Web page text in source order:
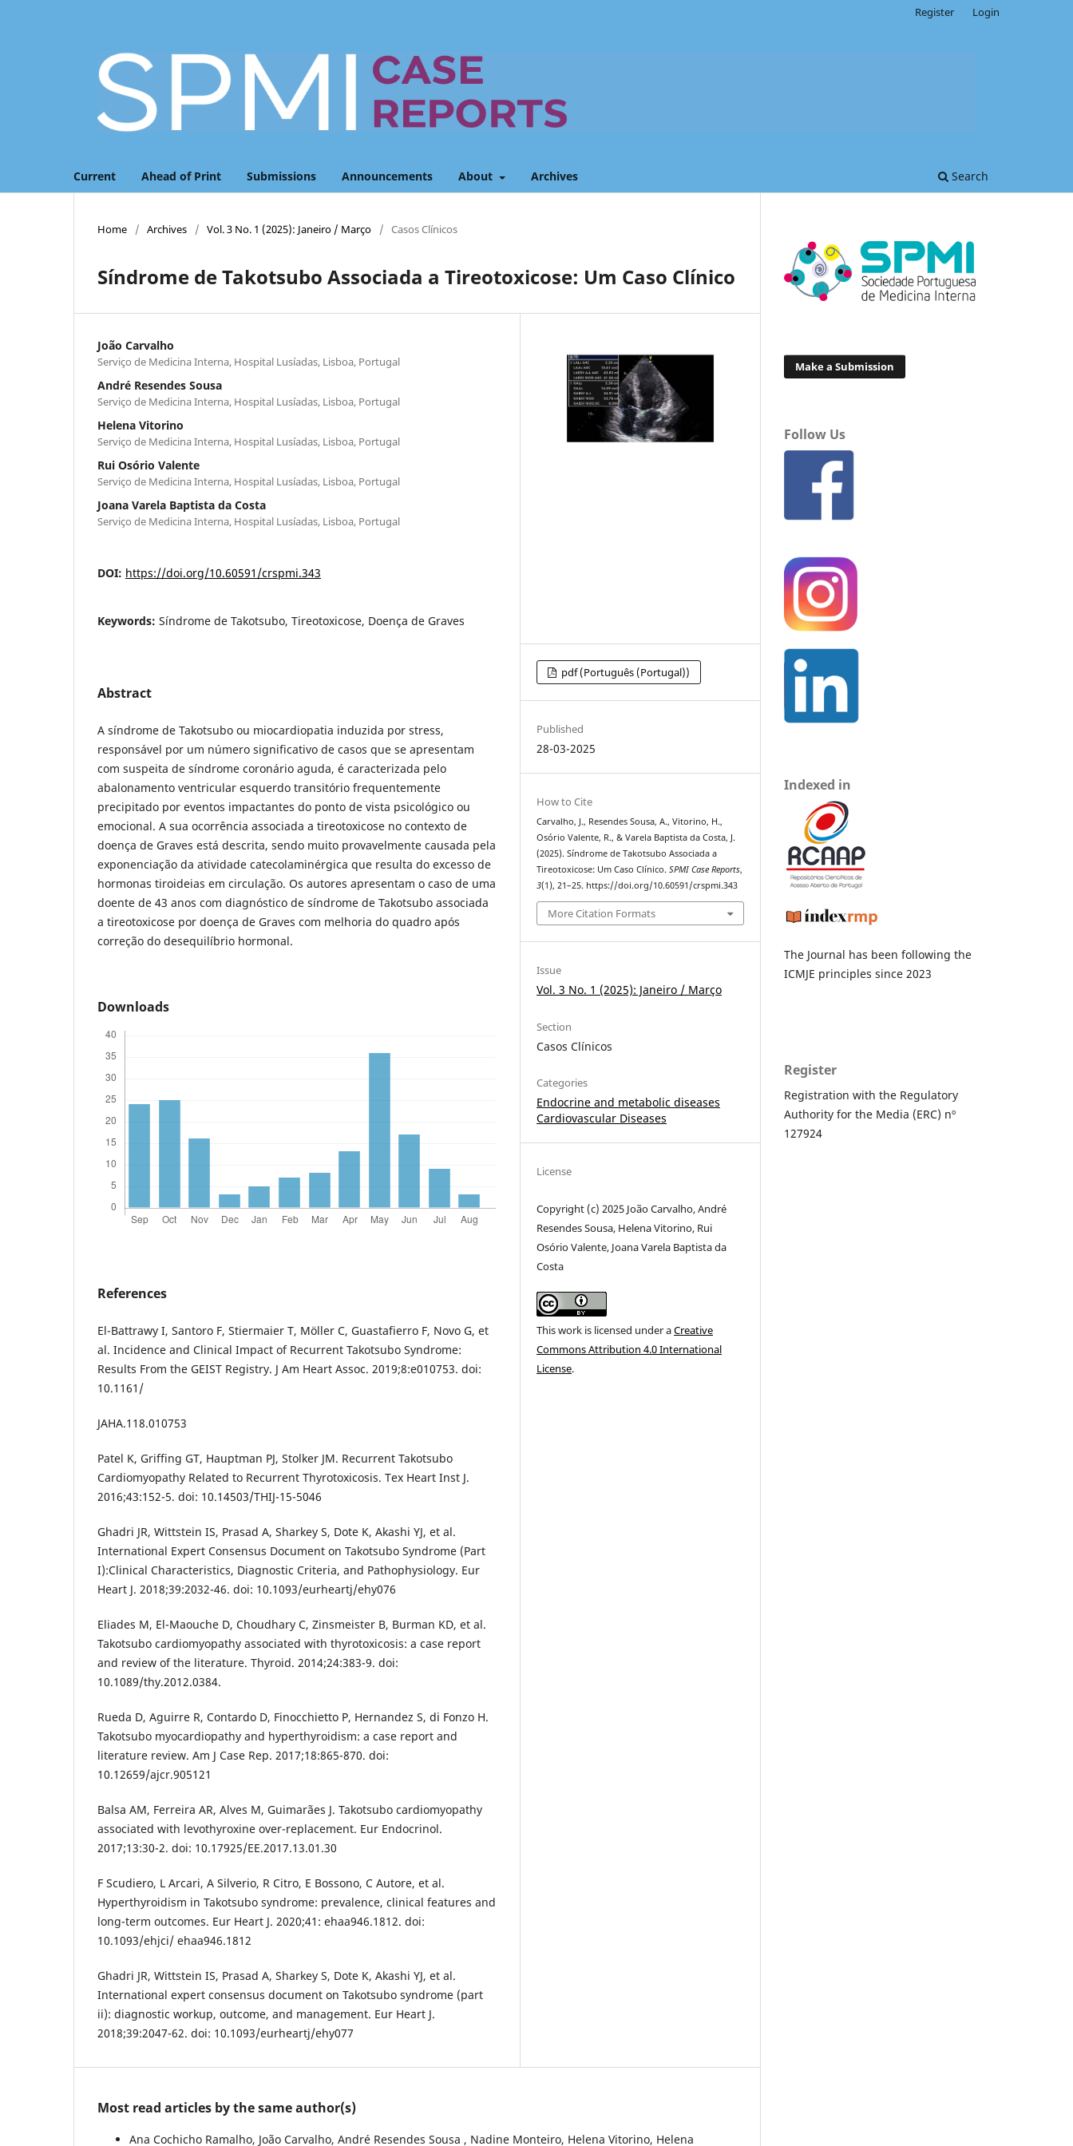
Current Ahead of Print Submissions Announcements About Archives Search
Register Login
Home / Archives / Vol. 3 No. 1 (2025): Janeiro / Março / Casos Clínicos
Síndrome de Takotsubo Associada a Tireotoxicose: Um Caso Clínico
João Carvalho
Serviço de Medicina Interna, Hospital Lusíadas, Lisboa, Portugal
André Resendes Sousa
Serviço de Medicina Interna, Hospital Lusíadas, Lisboa, Portugal
Helena Vitorino
Serviço de Medicina Interna, Hospital Lusíadas, Lisboa, Portugal
Rui Osório Valente
Serviço de Medicina Interna, Hospital Lusíadas, Lisboa, Portugal
Joana Varela Baptista da Costa
Serviço de Medicina Interna, Hospital Lusíadas, Lisboa, Portugal
DOI: https://doi.org/10.60591/crspmi.343
Keywords: Síndrome de Takotsubo, Tireotoxicose, Doença de Graves
Abstract
A síndrome de Takotsubo ou miocardiopatia induzida por stress,
responsável por um número significativo de casos que se apresentam
com suspeita de síndrome coronário aguda, é caracterizada pelo
abalonamento ventricular esquerdo transitório frequentemente
precipitado por eventos impactantes do ponto de vista psicológico ou
emocional. A sua ocorrência associada a tireotoxicose no contexto de
doença de Graves está descrita, sendo muito provavelmente causada pela
exponenciação da atividade catecolaminérgica que resulta do excesso de
hormonas tiroideias em circulação. Os autores apresentam o caso de uma
doente de 43 anos com diagnóstico de síndrome de Takotsubo associada
a tireotoxicose por doença de Graves com melhoria do quadro após
correção do desequilíbrio hormonal.
Downloads
References
El-Battrawy I, Santoro F, Stiermaier T, Möller C, Guastafierro F, Novo G, et
al. Incidence and Clinical Impact of Recurrent Takotsubo Syndrome:
Results From the GEIST Registry. J Am Heart Assoc. 2019;8:e010753. doi:
10.1161/
JAHA.118.010753
Patel K, Griffing GT, Hauptman PJ, Stolker JM. Recurrent Takotsubo
Cardiomyopathy Related to Recurrent Thyrotoxicosis. Tex Heart Inst J.
2016;43:152-5. doi: 10.14503/THIJ-15-5046
Ghadri JR, Wittstein IS, Prasad A, Sharkey S, Dote K, Akashi YJ, et al.
International Expert Consensus Document on Takotsubo Syndrome (Part
I):Clinical Characteristics, Diagnostic Criteria, and Pathophysiology. Eur
Heart J. 2018;39:2032-46. doi: 10.1093/eurheartj/ehy076
Eliades M, El-Maouche D, Choudhary C, Zinsmeister B, Burman KD, et al.
Takotsubo cardiomyopathy associated with thyrotoxicosis: a case report
and review of the literature. Thyroid. 2014;24:383-9. doi:
10.1089/thy.2012.0384.
Rueda D, Aguirre R, Contardo D, Finocchietto P, Hernandez S, di Fonzo H.
Takotsubo myocardiopathy and hyperthyroidism: a case report and
literature review. Am J Case Rep. 2017;18:865-870. doi:
10.12659/ajcr.905121
Balsa AM, Ferreira AR, Alves M, Guimarães J. Takotsubo cardiomyopathy
associated with levothyroxine over-replacement. Eur Endocrinol.
2017;13:30-2. doi: 10.17925/EE.2017.13.01.30
F Scudiero, L Arcari, A Silverio, R Citro, E Bossono, C Autore, et al.
Hyperthyroidism in Takotsubo syndrome: prevalence, clinical features and
long-term outcomes. Eur Heart J. 2020;41: ehaa946.1812. doi:
10.1093/ehjci/ ehaa946.1812
Ghadri JR, Wittstein IS, Prasad A, Sharkey S, Dote K, Akashi YJ, et al.
International expert consensus document on Takotsubo syndrome (part
ii): diagnostic workup, outcome, and management. Eur Heart J.
2018;39:2047-62. doi: 10.1093/eurheartj/ehy077
pdf (Português (Portugal))
Published
28-03-2025
How to Cite
Carvalho, J., Resendes Sousa, A., Vitorino, H.,
Osório Valente, R., & Varela Baptista da Costa, J.
(2025). Síndrome de Takotsubo Associada a
Tireotoxicose: Um Caso Clínico.SPMI Case Reports,
3(1), 21–25. https://doi.org/10.60591/crspmi.343
More Citation Formats
Issue
Vol. 3 No. 1 (2025): Janeiro / Março
Section
Casos Clínicos
Categories
Endocrine and metabolic diseases
Cardiovascular Diseases
License
Copyright (c) 2025 João Carvalho, André
Resendes Sousa, Helena Vitorino, Rui
Osório Valente, Joana Varela Baptista da
Costa
This work is licensed under aCreative
Commons Attribution 4.0 International
License.
Most read articles by the same author(s)
Ana Cochicho Ramalho, João Carvalho, André Resendes Sousa , Nadine Monteiro, Helena Vitorino, Helena
Make a Submission
Follow Us
Indexed in
The Journal has been following the
ICMJE principles since 2023
Register
Registration with the Regulatory
Authority for the Media (ERC) nº
127924